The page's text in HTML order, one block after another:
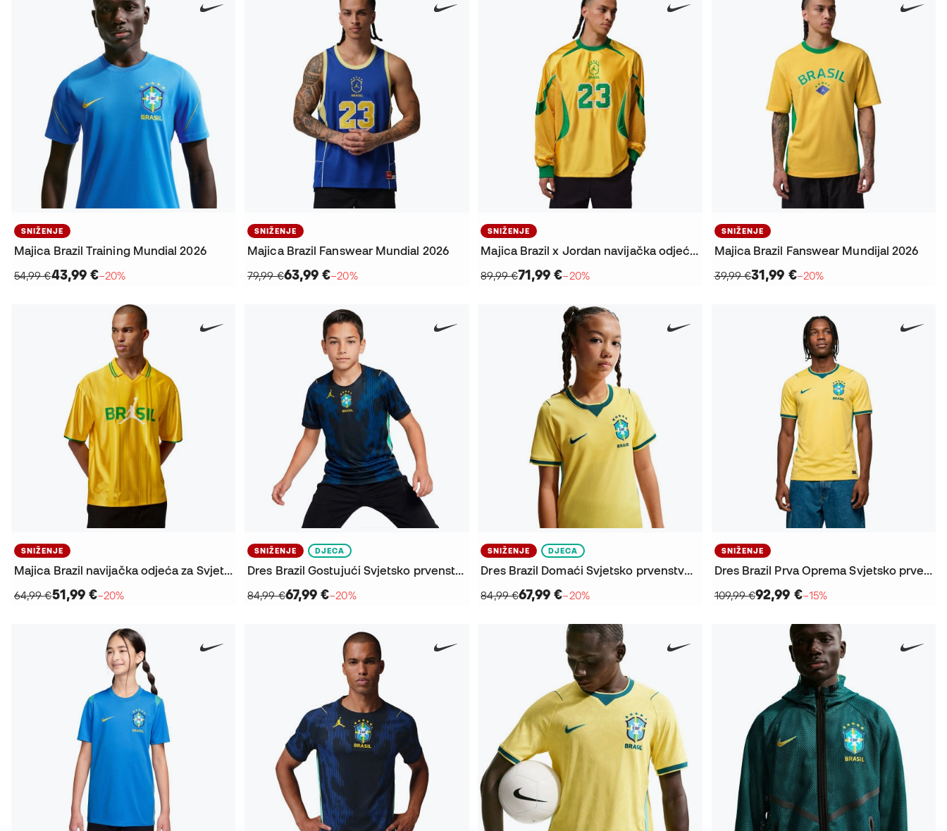
SNIŽENJE
Majica Brazil Training Mundial 2026
54,99 €43,99 €−20%
SNIŽENJE
Majica Brazil Fanswear Mundial 2026
79,99 €63,99 €−20%
SNIŽENJE
Majica Brazil x Jordan navijačka odjeća za Svjetsko prvenstvo 2026
89,99 €71,99 €−20%
SNIŽENJE
Majica Brazil Fanswear Mundijal 2026
39,99 €31,99 €−20%
SNIŽENJE
Majica Brazil navijačka odjeća za Svjetsko prvenstvo 2026
64,99 €51,99 €−20%
SNIŽENJE DJECA
Dres Brazil Gostujući Svjetsko prvenstvo 2026 Djeca
84,99 €67,99 €−20%
SNIŽENJE DJECA
Dres Brazil Domaći Svjetsko prvenstvo 2026 Djeca
84,99 €67,99 €−20%
SNIŽENJE
Dres Brazil Prva Oprema Svjetsko prvenstvo 2026
109,99 €92,99 €−15%